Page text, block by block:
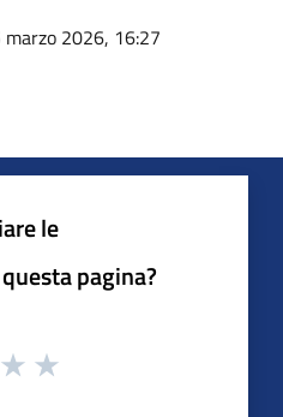
marzo 2026, 16:27
le
pagina?